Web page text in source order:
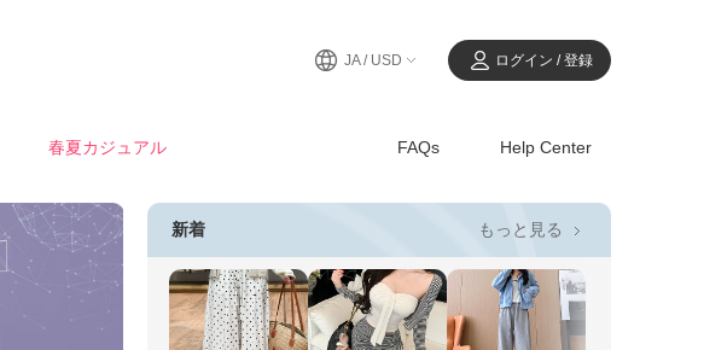
JA / USD ログイン / 登録
春夏カジュアル FAQs Help Center
新着 もっと見る 